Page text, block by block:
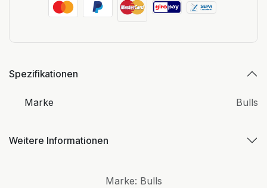
Spezifikationen
Marke Bulls
Weitere Informationen
Marke: Bulls